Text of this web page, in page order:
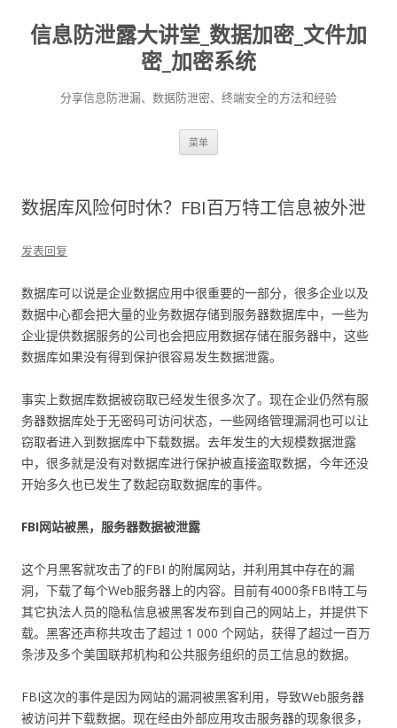
信息防泄露大讲堂_数据加密_文件加
密_加密系统
分享信息防泄漏、数据防泄密、终端安全的方法和经验
菜单
数据库风险何时休？FBI百万特工信息被外泄
发表回复
数据库可以说是企业数据应用中很重要的一部分，很多企业以及
数据中心都会把大量的业务数据存储到服务器数据库中，一些为
企业提供数据服务的公司也会把应用数据存储在服务器中，这些
数据库如果没有得到保护很容易发生数据泄露。
事实上数据库数据被窃取已经发生很多次了。现在企业仍然有服
务器数据库处于无密码可访问状态，一些网络管理漏洞也可以让
窃取者进入到数据库中下载数据。去年发生的大规模数据泄露
中，很多就是没有对数据库进行保护被直接盗取数据，今年还没
开始多久也已发生了数起窃取数据库的事件。
FBI网站被黑，服务器数据被泄露
这个月黑客就攻击了的FBI 的附属网站，并利用其中存在的漏
洞，下载了每个Web服务器上的内容。目前有4000条FBI特工与
其它执法人员的隐私信息被黑客发布到自己的网站上，并提供下
载。黑客还声称共攻击了超过 1 000 个网站，获得了超过一百万
条涉及多个美国联邦机构和公共服务组织的员工信息的数据。
FBI这次的事件是因为网站的漏洞被黑客利用，导致Web服务器
被访问并下载数据。现在经由外部应用攻击服务器的现象很多，